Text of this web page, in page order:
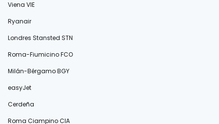
Viena VIE
Ryanair
Londres Stansted STN
Roma-Fiumicino FCO
Milán-Bérgamo BGY
easyJet
Cerdeña
Roma Ciampino CIA